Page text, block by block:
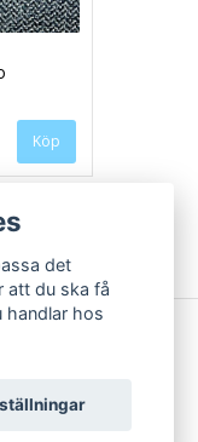
det
att du ska få
handlar hos